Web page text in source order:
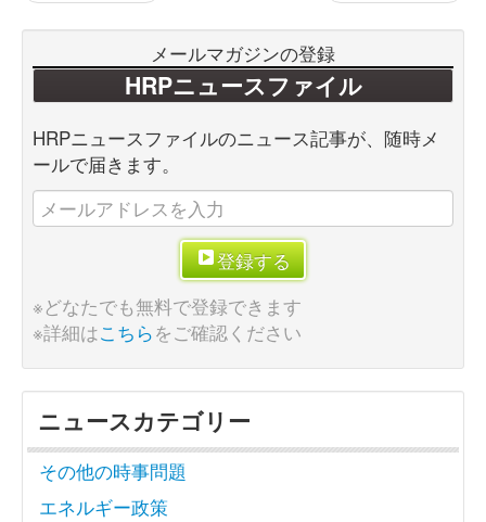
メールマガジンの登録
HRPニュースファイル
HRPニュースファイルのニュース記事が、随時メ
ールで届きます。
登録する
※どなたでも無料で登録できます
※詳細はこちらをご確認ください
ニュースカテゴリー
その他の時事問題
エネルギー政策